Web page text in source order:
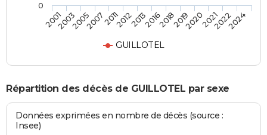
GUILLOTEL
20012003200520072011201220132016201820192020202120222024
0
Répartition des décès de GUILLOTEL par sexe
Données exprimées en nombre de décès (source :
Insee)